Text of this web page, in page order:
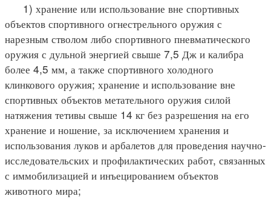
1) хранение или использование вне спортивных
объектов спортивного огнестрельного оружия с
нарезным стволом либо спортивного пневматического
оружия с дульной энергией свыше 7,5 Дж и калибра
более 4,5 мм, а также спортивного холодного
клинкового оружия; хранение и использование вне
спортивных объектов метательного оружия силой
натяжения тетивы свыше 14 кг без разрешения на его
хранение и ношение, за исключением хранения и
использования луков и арбалетов для проведения научно-
исследовательских и профилактических работ, связанных
с иммобилизацией и инъецированием объектов
животного мира;